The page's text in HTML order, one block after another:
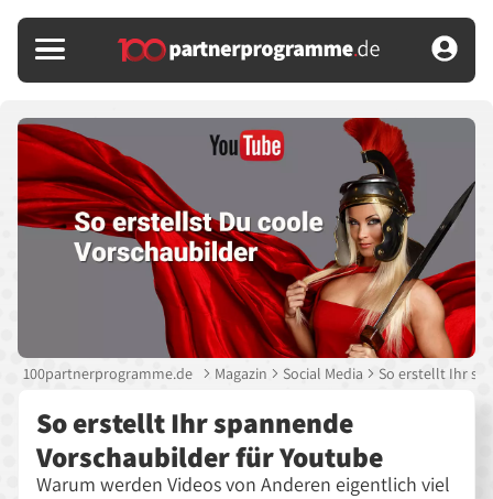
100partnerprogramme.de Magazin Social Media So erstellt Ihr
So erstellt Ihr spannende
Vorschaubilder für Youtube
Warum werden Videos von Anderen eigentlich viel